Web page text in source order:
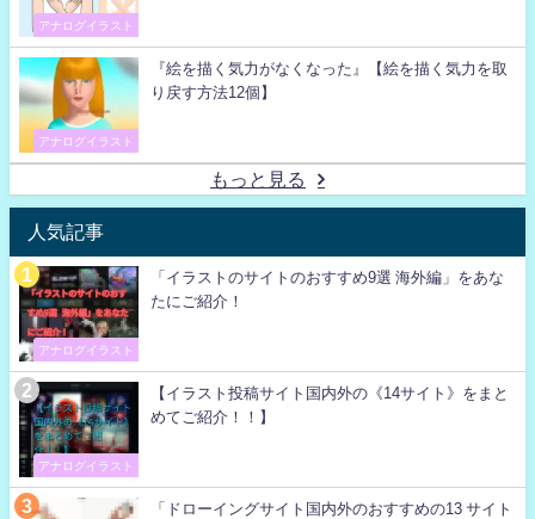
アナログイラスト
アナログイラスト
『絵を描く気力がなくなった』【絵を描く気力を取
り戻す方法12個】
もっと見る
人気記事
アナログイラスト
「イラストのサイトのおすすめ9選 海外編」をあな
たにご紹介！
アナログイラスト
【イラスト投稿サイト国内外の《14サイト》をまと
めてご紹介！！】
「ドローイングサイト国内外のおすすめの13 サイト